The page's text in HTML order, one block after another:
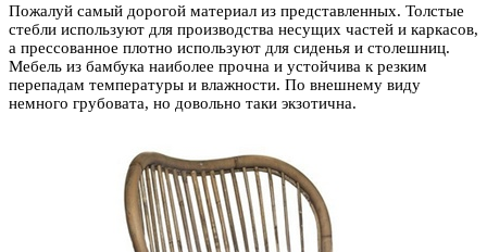
Пожалуй самый дорогой материал из представленных. Толстые
стебли используют для производства несущих частей и каркасов,
а прессованное плотно используют для сиденья и столешниц.
Мебель из бамбука наиболее прочна и устойчива к резким
перепадам температуры и влажности. По внешнему виду
немного грубовата, но довольно таки экзотична.